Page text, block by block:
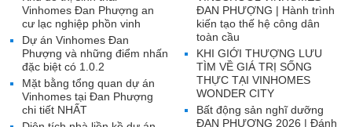
ĐAN PHƯỢNG | Hành trình
kiến tạo thế hệ công dân
toàn cầu
KHI GIỚI THƯỢNG LƯU
TÌM VỀ GIÁ TRỊ SỐNG
THỰC TẠI VINHOMES
WONDER CITY
Bất động sản nghĩ dưỡng
ĐAN PHƯỢNG 2026 | Đánh
Vinhomes Đan Phượng an
cư lạc nghiệp phồn vinh
Dự án Vinhomes Đan
Phượng và những điểm nhấn
đặc biệt có 1.0.2
Mặt bằng tổng quan dự án
Vinhomes tại Đan Phượng
chi tiết NHẤT